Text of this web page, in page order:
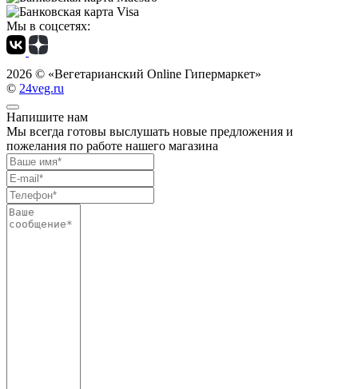
Мы в соцсетях:
2026 © «Вегетарианский Online Гипермаркет»
© 24veg.ru
Напишите нам
Мы всегда готовы выслушать новые предложения и
пожелания по работе нашего магазина